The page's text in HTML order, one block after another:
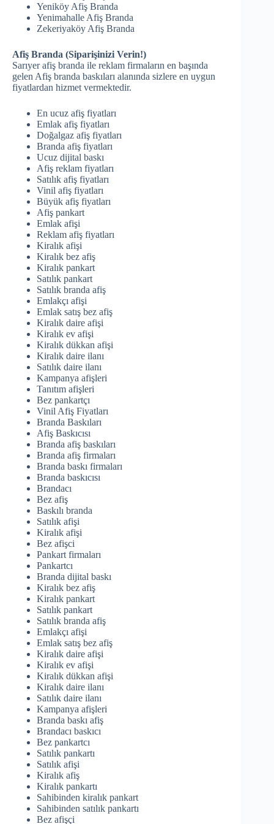
Yeniköy Afiş Branda
Yenimahalle Afiş Branda
Zekeriyaköy Afiş Branda
Afiş Branda (Siparişinizi Verin!)
Sarıyer afiş branda ile reklam firmaların en başında
gelen Afiş branda baskıları alanında sizlere en uygun
fiyatlardan hizmet vermektedir.
En ucuz afiş fiyatları
Emlak afiş fiyatları
Doğalgaz afiş fiyatları
Branda afiş fiyatları
Ucuz dijital baskı
Afiş reklam fiyatları
Satılık afiş fiyatları
Vinil afiş fiyatları
Büyük afiş fiyatları
Afiş pankart
Emlak afişi
Reklam afiş fiyatları
Kiralık afişi
Kiralık bez afiş
Kiralık pankart
Satılık pankart
Satılık branda afiş
Emlakçı afişi
Emlak satış bez afiş
Kiralık daire afişi
Kiralık ev afişi
Kiralık dükkan afişi
Kiralık daire ilanı
Satılık daire ilanı
Kampanya afişleri
Tanıtım afişleri
Bez pankartçı
Vinil Afiş Fiyatları
Branda Baskıları
Afiş Baskıcısı
Branda afiş baskıları
Branda afiş firmaları
Branda baskı firmaları
Branda baskıcısı
Brandacı
Bez afiş
Baskılı branda
Satılık afişi
Kiralık afişi
Bez afişci
Pankart firmaları
Pankartcı
Branda dijital baskı
Kiralık bez afiş
Kiralık pankart
Satılık pankart
Satılık branda afiş
Emlakçı afişi
Emlak satış bez afiş
Kiralık daire afişi
Kiralık ev afişi
Kiralık dükkan afişi
Kiralık daire ilanı
Satılık daire ilanı
Kampanya afişleri
Branda baskı afiş
Brandacı baskıcı
Bez pankartcı
Satılık pankartı
Satılık afişi
Kiralık afiş
Kiralık pankartı
Sahibinden kiralık pankart
Sahibinden satılık pankartı
Bez afişçi